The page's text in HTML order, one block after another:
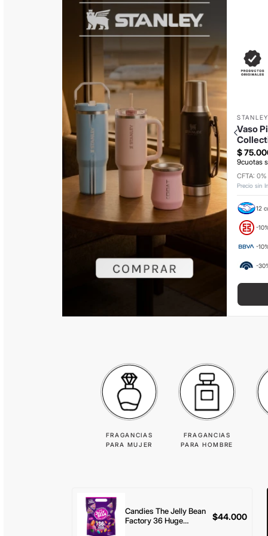
STANLEY
Vaso
$75.
9cuotas
CFTA: 0%
Precio sin
12
-
-
-
FRAGANCIAS
PARA MUJER
FRAGANCIAS
PARA HOMBRE
Candies The Jelly Bean
Factory 36 Huge
$44.000